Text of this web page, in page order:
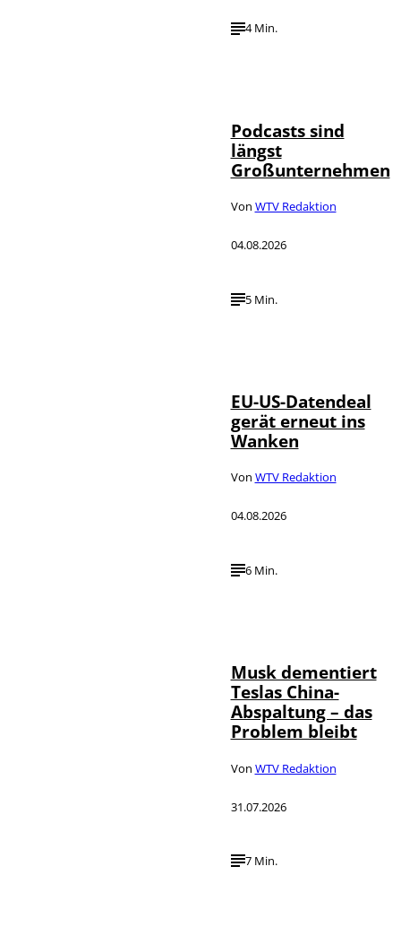
4 Min.
Podcasts sind
längst
Großunternehmen
Von WTV Redaktion
04.08.2026
5 Min.
EU-US-Datendeal
gerät erneut ins
Wanken
Von WTV Redaktion
04.08.2026
6 Min.
Musk dementiert
Teslas China-
Abspaltung – das
Problem bleibt
Von WTV Redaktion
31.07.2026
7 Min.